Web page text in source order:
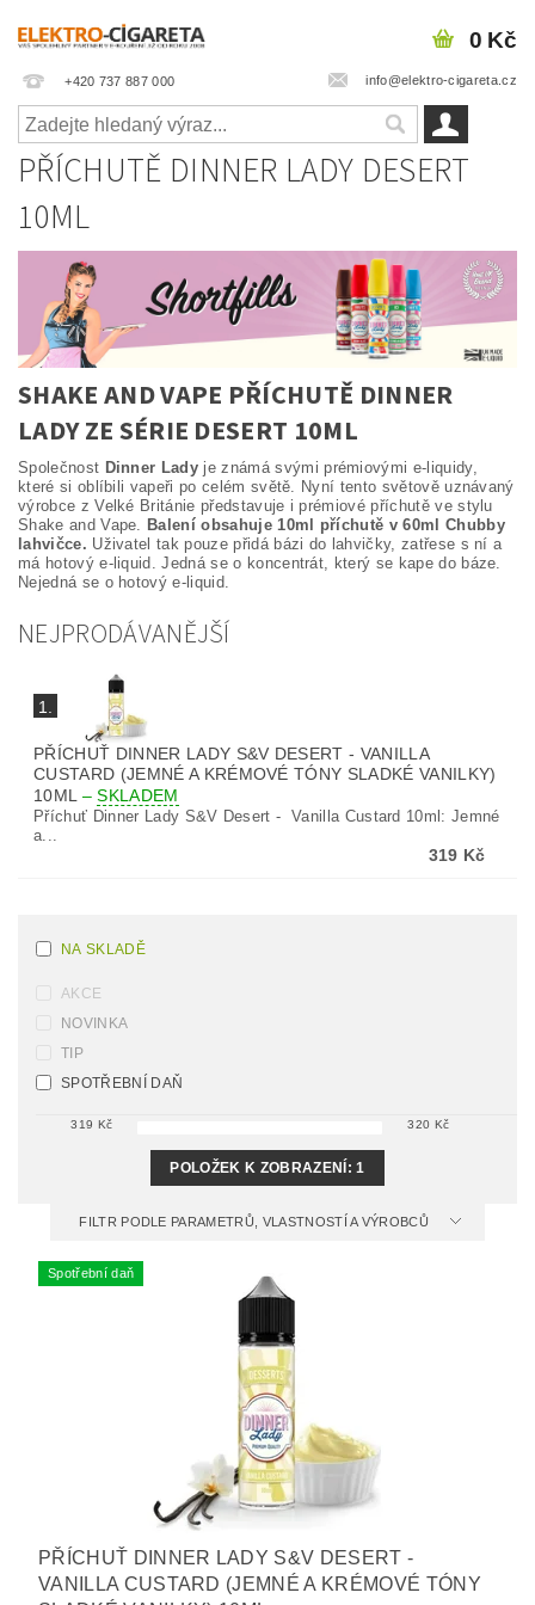
+420 737 887 000 info@elektro-cigareta.cz
0 Kč
PŘÍCHUTĚ DINNER LADY DESERT
10ML
SHAKE AND VAPE PŘÍCHUTĚ DINNER
LADY ZE SÉRIE DESERT 10ML
Společnost Dinner Lady je známá svými prémiovými e-liquidy,
které si oblíbili vapeři po celém světě. Nyní tento světově uznávaný
výrobce z Velké Británie představuje i prémiové příchutě ve stylu
Shake and Vape.
Balení obsahuje 10ml příchutě v 60ml Chubby
lahvičce. Uživatel tak pouze přidá bázi do lahvičky, zatřese s ní a
má hotový e-liquid. Jedná se o koncentrát, který se kape do báze.
Nejedná se o hotový e-liquid.
NEJPRODÁVANĚJŠÍ
1.
PŘÍCHUŤ DINNER LADY S&V DESERT - VANILLA
CUSTARD (JEMNÉ A KRÉMOVÉ TÓNY SLADKÉ VANILKY)
10ML –SKLADEM
Příchuť Dinner Lady S&V Desert - Vanilla Custard 10ml: Jemné
a...
319 Kč
NA SKLADĚ
AKCE
NOVINKA
TIP
SPOTŘEBNÍ DAŇ
319 Kč 320 Kč
POLOŽEK K ZOBRAZENÍ:1
FILTR PODLE PARAMETRŮ, VLASTNOSTÍ A VÝROBCŮ
Spotřební daň
PŘÍCHUŤ DINNER LADY S&V DESERT -
VANILLA CUSTARD (JEMNÉ A KRÉMOVÉ TÓNY